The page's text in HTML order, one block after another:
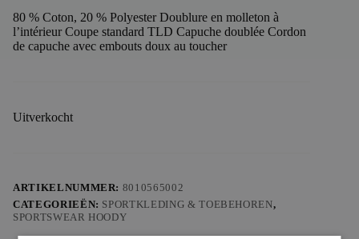
80 % Coton, 20 % Polyester Doublure en molleton à
l’intérieur Coupe standard TLD Capuche doublée Cordon
de capuche avec embouts doux au toucher
Uitverkocht
ARTIKELNUMMER: 8010565002
CATEGORIEËN: SPORTKLEDING & TOEBEHOREN,
SPORTSWEAR HOODY